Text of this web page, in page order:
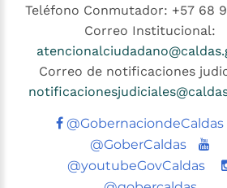
Teléfono Conmutador: +57 68
Correo Institucional:
Correo de notificaciones
@GobernaciondeCaldas
@GoberCaldas
@youtubeGovCaldas